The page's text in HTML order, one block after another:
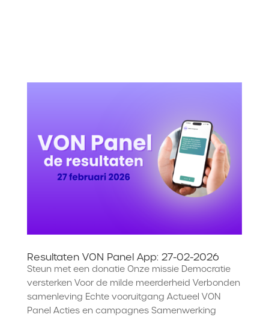
Resultaten VON Panel App: 27-02-2026
Steun met een donatie Onze missie Democratie
versterken Voor de milde meerderheid Verbonden
samenleving Echte vooruitgang Actueel VON
Panel Acties en campagnes Samenwerking